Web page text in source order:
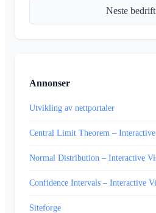
Neste
Annonser
Utvikling av nettportaler
Central Limit Theorem –
Normal Distribution – Interactive
Confidence Intervals – Interactive
Siteforge